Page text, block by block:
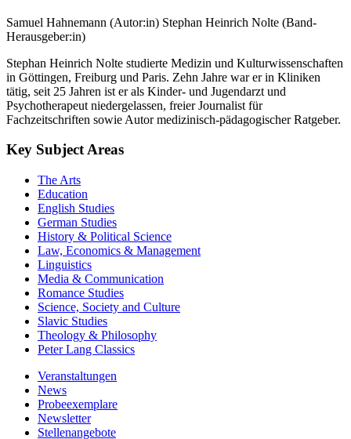
Samuel Hahnemann (Autor:in) Stephan Heinrich Nolte (Band-
Herausgeber:in)
Stephan Heinrich Nolte studierte Medizin und Kulturwissenschaften
in Göttingen, Freiburg und Paris. Zehn Jahre war er in Kliniken
tätig, seit 25 Jahren ist er als Kinder- und Jugendarzt und
Psychotherapeut niedergelassen, freier Journalist für
Fachzeitschriften sowie Autor medizinisch-pädagogischer Ratgeber.
Key Subject Areas
The Arts
Education
English Studies
German Studies
History & Political Science
Law, Economics & Management
Linguistics
Media & Communication
Romance Studies
Science, Society and Culture
Slavic Studies
Theology & Philosophy
Peter Lang Classics
Veranstaltungen
News
Probeexemplare
Newsletter
Stellenangebote